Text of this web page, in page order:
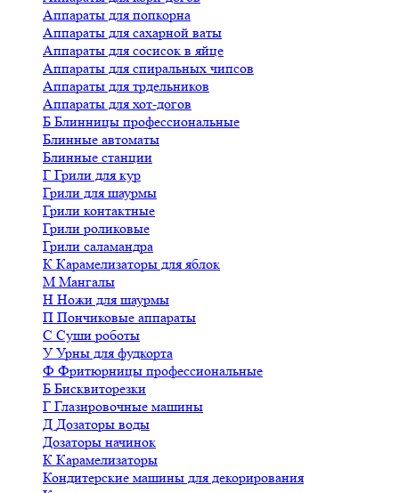
Аппараты для попкорна
Аппараты для сахарной ваты
Аппараты для сосисок в яйце
Аппараты для спиральных чипсов
Аппараты для трдельников
Аппараты для хот-догов
Б Блинницы профессиональные
Блинные автоматы
Блинные станции
Г Грили для кур
Грили для шаурмы
Грили контактные
Грили роликовые
Грили саламандра
К Карамелизаторы для яблок
М Мангалы
Н Ножи для шаурмы
П Пончиковые аппараты
С Суши роботы
У Урны для фудкорта
Ф Фритюрницы профессиональные
Б Бисквиторезки
Г Глазировочные машины
Д Дозаторы воды
Дозаторы начинок
К Карамелизаторы
Кондитерские машины для декорирования